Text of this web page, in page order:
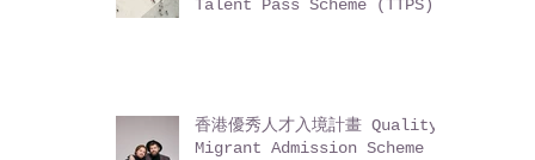
Talent Pass Scheme (TTPS)
香港優秀人才入境計畫 Quality
Migrant Admission Scheme